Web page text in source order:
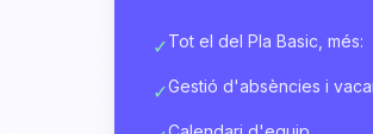
✓Tot el del Pla Basic, més:
✓Gestió d'absències i